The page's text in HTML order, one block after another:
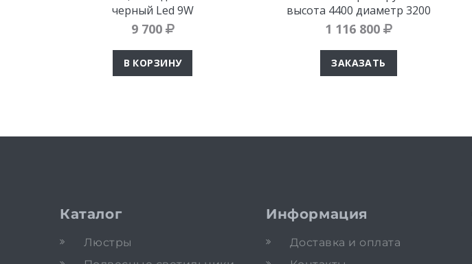
черный Led 9W
9 700
В КОРЗИНУ
высота 4400 диаметр 3200
1 116 800
ЗАКАЗАТЬ
Каталог
Люстры
Информация
Доставка и оплата